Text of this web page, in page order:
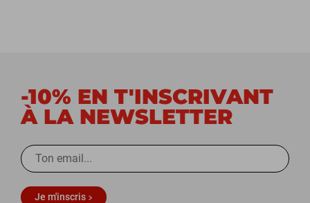
-10% EN T'INSCRIVANT
À LA NEWSLETTER
Je m'inscris